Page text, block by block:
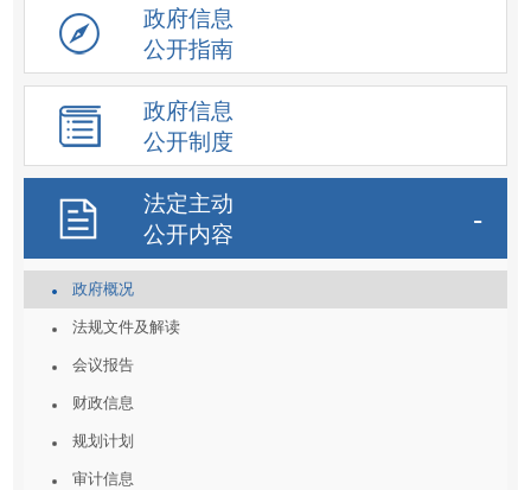
政府信息
公开指南
政府信息
公开制度
法定主动
公开内容
政府概况
法规文件及解读
会议报告
财政信息
规划计划
审计信息